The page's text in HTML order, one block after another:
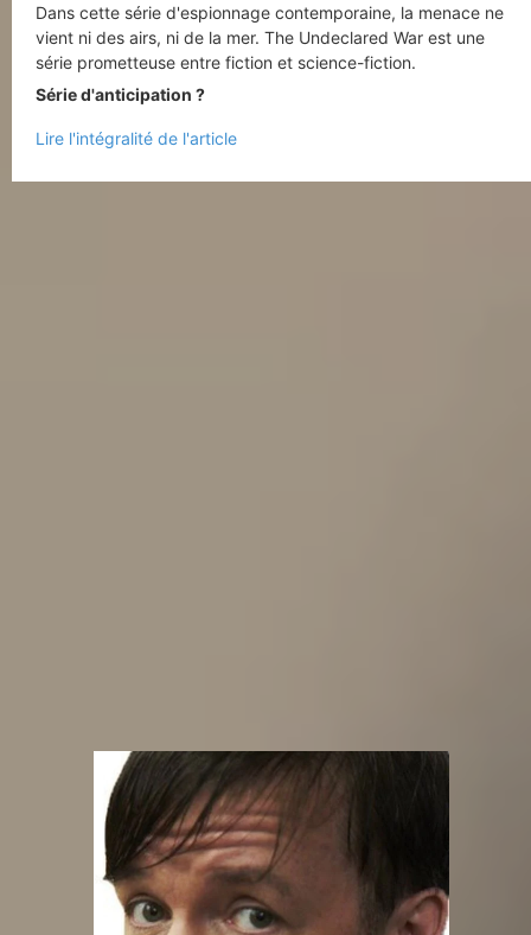
Dans cette série d'espionnage contemporaine, la menace ne
vient ni des airs, ni de la mer. The Undeclared War est une
série prometteuse entre fiction et science-fiction.
Série d'anticipation ?
Lire l'intégralité de l'article